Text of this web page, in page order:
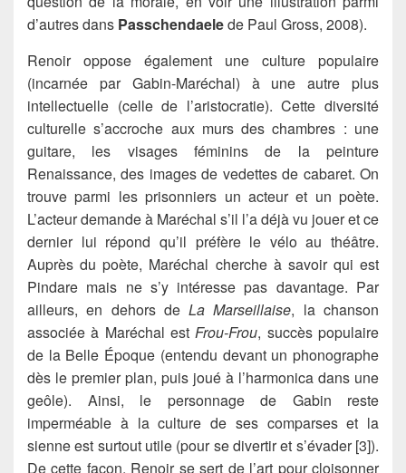
d’autres dans Passchendaelede Paul Gross, 2008).
Renoir oppose également une culture populaire
(incarnée par Gabin-Maréchal) à une autre plus
intellectuelle (celle de l’aristocratie). Cette diversité
culturelle s’accroche aux murs des chambres : une
guitare, les visages féminins de la peinture
Renaissance, des images de vedettes de cabaret. On
trouve parmi les prisonniers un acteur et un poète.
L’acteur demande à Maréchal s’il l’a déjà vu jouer et ce
dernier lui répond qu’il préfère le vélo au théâtre.
Auprès du poète, Maréchal cherche à savoir qui est
Pindare mais ne s’y intéresse pas davantage. Par
ailleurs, en dehors deLa Marseillaise, la chanson
associée à Maréchal estFrou-Frou, succès populaire
de la Belle Époque (entendu devant un phonographe
dès le premier plan, puis joué à l’harmonica dans une
geôle). Ainsi, le personnage de Gabin reste
imperméable à la culture de ses comparses et la
sienne est surtout utile (pour se divertir et s’évader [3]).
De cette façon, Renoir se sert de l’art pour cloisonner